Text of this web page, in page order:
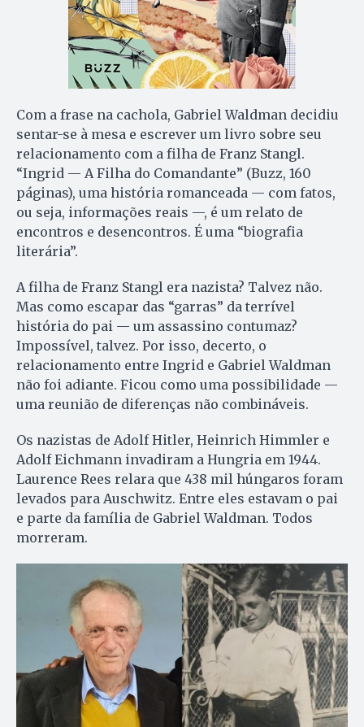
Com a frase na cachola, Gabriel Waldman decidiu
sentar-se à mesa e escrever um livro sobre seu
relacionamento com a filha de Franz Stangl.
“Ingrid — A Filha do Comandante” (Buzz, 160
páginas), uma história romanceada — com fatos,
ou seja, informações reais —, é um relato de
encontros e desencontros. É uma “biografia
literária”.
A filha de Franz Stangl era nazista? Talvez não.
Mas como escapar das “garras” da terrível
história do pai — um assassino contumaz?
Impossível, talvez. Por isso, decerto, o
relacionamento entre Ingrid e Gabriel Waldman
não foi adiante. Ficou como uma possibilidade —
uma reunião de diferenças não combináveis.
Os nazistas de Adolf Hitler, Heinrich Himmler e
Adolf Eichmann invadiram a Hungria em 1944.
Laurence Rees relara que 438 mil húngaros foram
levados para Auschwitz. Entre eles estavam o pai
e parte da família de Gabriel Waldman. Todos
morreram.